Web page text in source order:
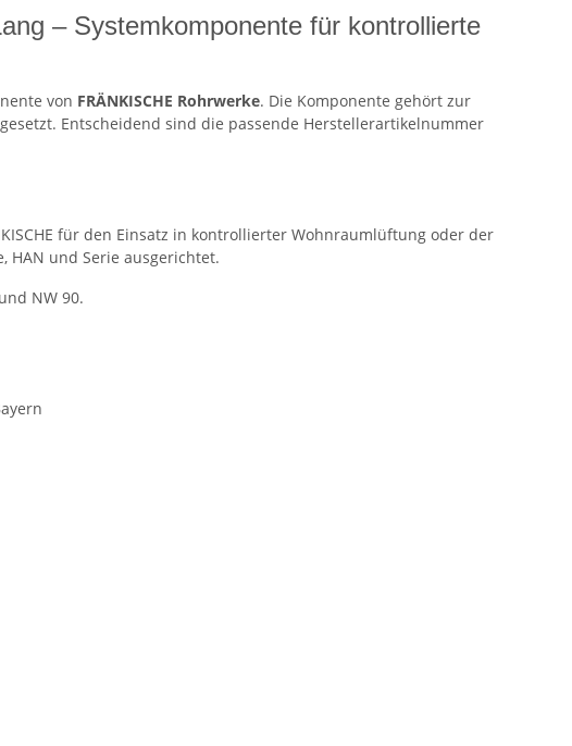
– Systemkomponente für kontrollierte
von FRÄNKISCHE Rohrwerke. Die Komponente gehört zur
Entscheidend sind die passende Herstellerartikelnummer
für den Einsatz in kontrollierter Wohnraumlüftung oder der
und Serie ausgerichtet.
NW 90.